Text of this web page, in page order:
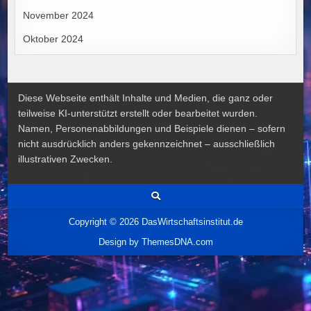
November 2024
Oktober 2024
Diese Webseite enthält Inhalte und Medien, die ganz oder
teilweise KI-unterstützt erstellt oder bearbeitet wurden.
Namen, Personenabbildungen und Beispiele dienen – sofern
nicht ausdrücklich anders gekennzeichnet – ausschließlich
illustrativen Zwecken.
Copyright © 2026 DasWirtschaftsinstitut.de
Design by ThemesDNA.com